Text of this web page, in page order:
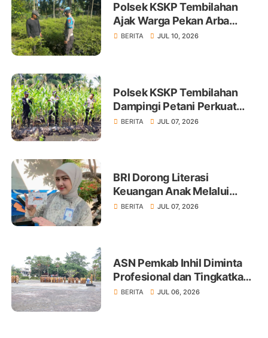
Polsek KSKP Tembilahan
Ajak Warga Pekan Arba
Tanam Cabai Dukung
BERITA JUL 10, 2026
Polsek KSKP Tembilahan
Dampingi Petani Perkuat
Swasembada Pangan
BERITA JUL 07, 2026
BRI Dorong Literasi
Keuangan Anak Melalui
Produk BritAma Junio
BERITA JUL 07, 2026
ASN Pemkab Inhil Diminta
Profesional dan Tingkatkan
Pelayanan Publik
BERITA JUL 06, 2026